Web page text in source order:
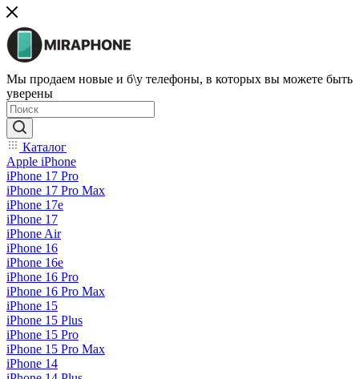
Мы продаем новые и б\у телефоны, в которых вы можете быть
уверены
Каталог
Apple iPhone
iPhone 17 Pro
iPhone 17 Pro Max
iPhone 17e
iPhone 17
iPhone Air
iPhone 16
iPhone 16e
iPhone 16 Pro
iPhone 16 Pro Max
iPhone 15
iPhone 15 Plus
iPhone 15 Pro
iPhone 15 Pro Max
iPhone 14